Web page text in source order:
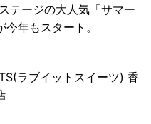
テージの大人気「サマー
年もスタート。
ラブイットスイーツ) 香